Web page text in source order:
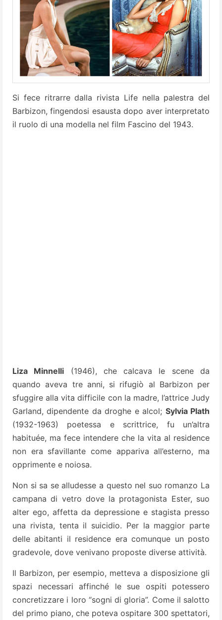
Si fece ritrarre dalla rivista Life nella palestra del
Barbizon, fingendosi esausta dopo aver interpretato
il ruolo di una modella nel film Fascino del 1943.
Liza Minnelli (1946), che calcava le scene da
quando aveva tre anni, si rifugiò al Barbizon per
sfuggire alla vita difficile con la madre, l’attrice Judy
Garland, dipendente da droghe e alcol; Sylvia Plath
(1932-1963) poetessa e scrittrice, fu un’altra
habituée, ma fece intendere che la vita al residence
non era sfavillante come appariva all’esterno, ma
opprimente e noiosa.
Non si sa se alludesse a questo nel suo romanzo La
campana di vetro dove la protagonista Ester, suo
alter ego, affetta da depressione e stagista presso
una rivista, tenta il suicidio. Per la maggior parte
delle abitanti il residence era comunque un posto
gradevole, dove venivano proposte diverse attività.
Il Barbizon, per esempio, metteva a disposizione gli
spazi necessari affinché le sue ospiti potessero
concretizzare i loro “sogni di gloria”. Come il salotto
del primo piano, che poteva ospitare 300 spettatori,